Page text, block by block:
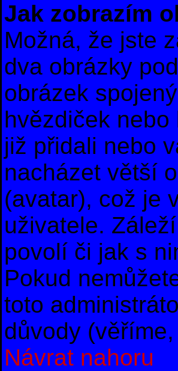
Jak zobrazím
Možná, že jste
dva obrázky
obrázek
hvězdiček
již přidali nebo
nacházet větší
(avatar), což je
uživatele.
povolí či jak s
Pokud
toto
důvody
Návrat nahoru